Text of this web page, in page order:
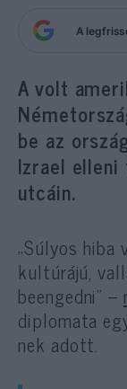
A
A volt
be az
Izrael elleni
utcáin.
„Súlyos
kultúrájú,
beengedni” –
diplomata
nek adott.